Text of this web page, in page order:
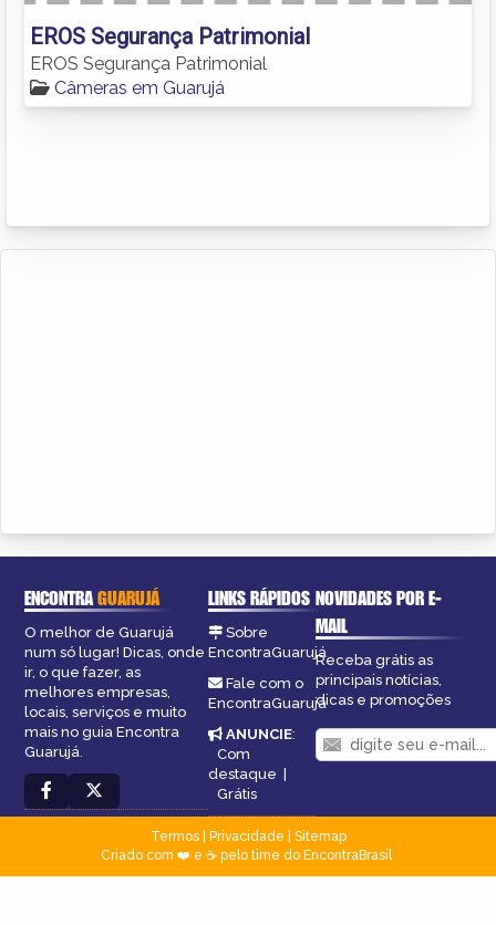
EROS Segurança Patrimonial
EROS Segurança Patrimonial
Câmeras em Guarujá
ENCONTRAGUARUJÁ
O melhor de Guarujá
num só lugar! Dicas, onde
ir, o que fazer, as
melhores empresas,
locais, serviços e muito
mais no guia Encontra
Guarujá.
LINKS RÁPIDOS
Sobre
EncontraGuarujá
Fale com o
EncontraGuarujá
ANUNCIE:
Com
destaque |
Grátis
NOVIDADES POR E-
MAIL
Receba grátis as
principais notícias,
dicas e promoções
Termos| Privacidade
Sitemap
Criado com ❤️ e ☕ pelo time do EncontraBrasil